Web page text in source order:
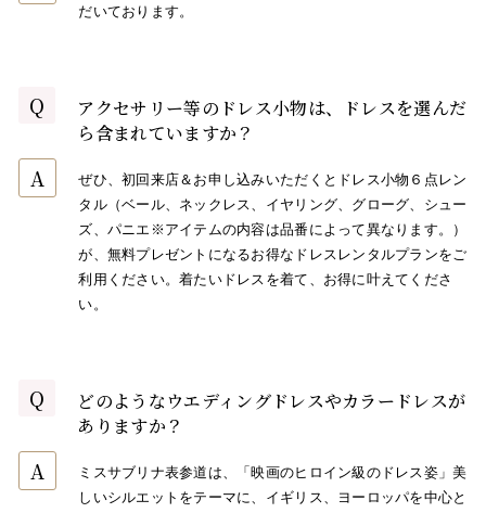
だいております。
Q
アクセサリー等のドレス小物は、ドレスを選んだ
ら含まれていますか？
A
ぜひ、初回来店＆お申し込みいただくとドレス小物６点レン
タル（ベール、ネックレス、イヤリング、グローグ、シュー
ズ、パニエ※アイテムの内容は品番によって異なります。）
が、無料プレゼントになるお得なドレスレンタルプランをご
利用ください。着たいドレスを着て、お得に叶えてくださ
い。
Q
どのようなウエディングドレスやカラードレスが
ありますか？
A
ミスサブリナ表参道は、「映画のヒロイン級のドレス姿」美
しいシルエットをテーマに、イギリス、ヨーロッパを中心と